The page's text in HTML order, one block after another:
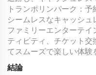
トランポリンパーク：
シームレスなキャッシュ
ファミリーエンターテ
ティビティ、チケット交
てスムーズで楽しい体験
結論